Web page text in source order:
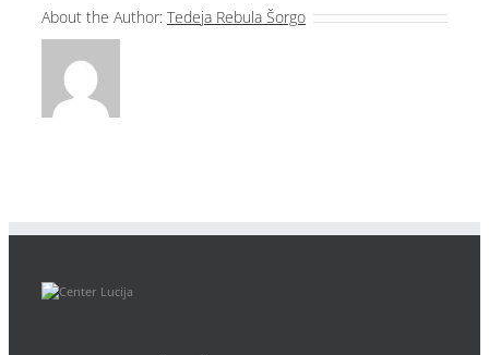
About the Author: Tedeja Rebula Šorgo